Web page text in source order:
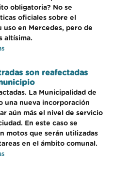
obligatoria? No se
oficiales sobre el
uso en Mercedes, pero de
altísima.
son reafectadas
La Municipalidad de
una nueva incorporación
aún más el nivel de servicio
En este caso se
motos que serán utilizadas
en el ámbito comunal.